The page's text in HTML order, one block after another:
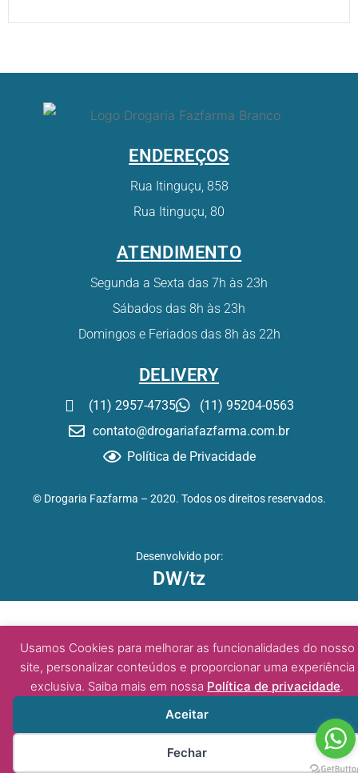
Usamos Cookies para melhorar as funcionalidades do nosso
site, personalizar conteúdos e proporcionar uma experiência
exclusiva. Saiba mais em nossa Política de privacidade.
Aceitar
Fechar
ENDEREÇOS
Rua Itinguçu, 858
Rua Itinguçu, 80
ATENDIMENTO
Segunda a Sexta das 7h às 23h
Sábados das 8h às 23h
Domingos e Feriados das 8h às 22h
DELIVERY
(11) 2957-4735
(11) 95204-0563
contato@drogariafazfarma.com.br
Política de Privacidade
© Drogaria Fazfarma – 2020. Todos os direitos reservados.
Desenvolvido por:
DW/tz